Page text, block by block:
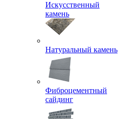
Искусственный
камень
Натуральный камень
Фиброцементный
сайдинг